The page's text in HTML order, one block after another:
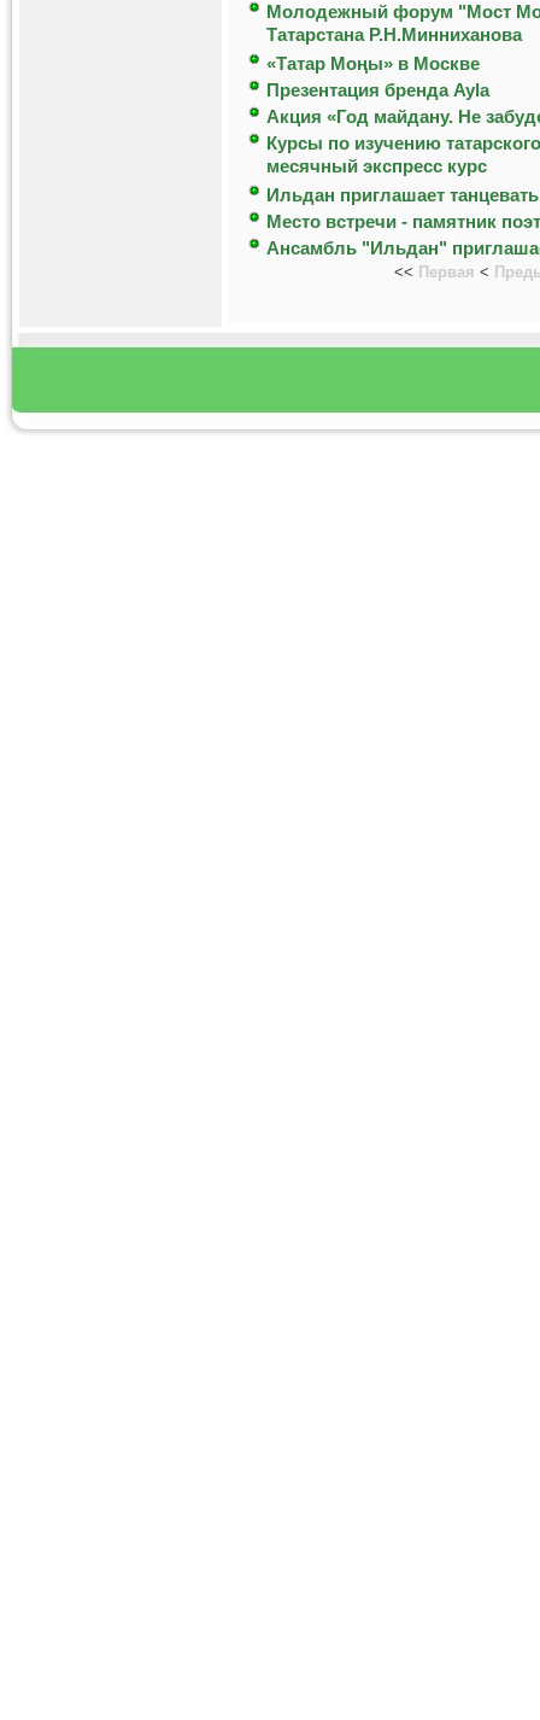
Молодежный форум "Мост
Татарстана Р.Н.Минниханова
«Татар Мoңы» в Москве
Презентация бренда Ayla
Акция «Год майдану. Не
Курсы по изучению
месячный экспресс курс
Ильдан приглашает
Место встречи - памятник
Ансамбль "Ильдан"
<< Первая <